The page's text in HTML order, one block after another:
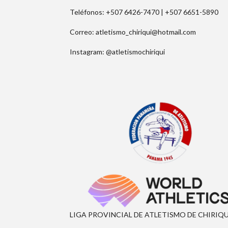
Teléfonos: +507 6426-7470 | +507 6651-5890
Correo: atletismo_chiriqui@hotmail.com
Instagram: @atletismochiriqui
LIGA PROVINCIAL DE ATLETISMO DE